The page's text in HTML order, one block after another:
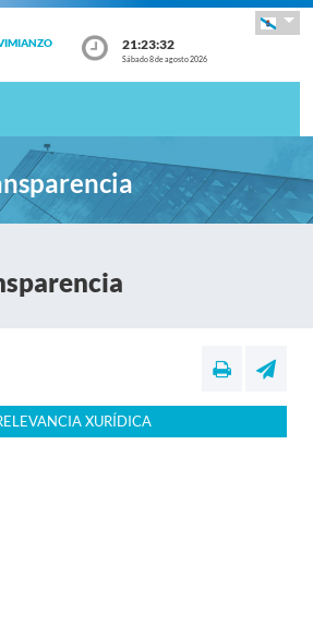
21:23:32
Sábado 8 de agosto 2026
XURÍDICA